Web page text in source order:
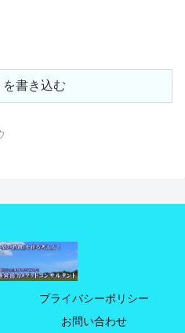
を書き込む
プライバシーポリシー
お問い合わせ